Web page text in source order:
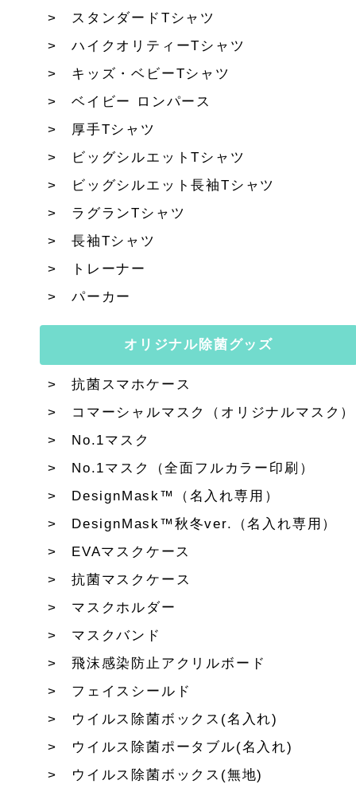
スタンダードTシャツ
ハイクオリティーTシャツ
キッズ・ベビーTシャツ
ベイビー ロンパース
厚手Tシャツ
ビッグシルエットTシャツ
ビッグシルエット長袖Tシャツ
ラグランTシャツ
長袖Tシャツ
トレーナー
パーカー
オリジナル除菌グッズ
抗菌スマホケース
コマーシャルマスク（オリジナルマスク）
No.1マスク
No.1マスク（全面フルカラー印刷）
DesignMask™（名入れ専用）
DesignMask™秋冬ver.（名入れ専用）
EVAマスクケース
抗菌マスクケース
マスクホルダー
マスクバンド
飛沫感染防止アクリルボード
フェイスシールド
ウイルス除菌ボックス(名入れ)
ウイルス除菌ポータブル(名入れ)
ウイルス除菌ボックス(無地)